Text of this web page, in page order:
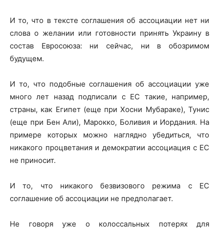
И то, что в тексте соглашения об ассоциации нет ни
слова о желании или готовности принять Украину в
состав Евросоюза: ни сейчас, ни в обозримом
будущем.
И то, что подобные соглашения об ассоциации уже
много лет назад подписали с ЕС такие, например,
страны, как Египет (еще при Хосни Мубараке), Тунис
(еще при Бен Али), Марокко, Боливия и Иордания. На
примере которых можно наглядно убедиться, что
никакого процветания и демократии ассоциация с ЕС
не приносит.
И то, что никакого безвизового режима с ЕС
соглашение об ассоциации не предполагает.
Не говоря уже о колоссальных потерях для